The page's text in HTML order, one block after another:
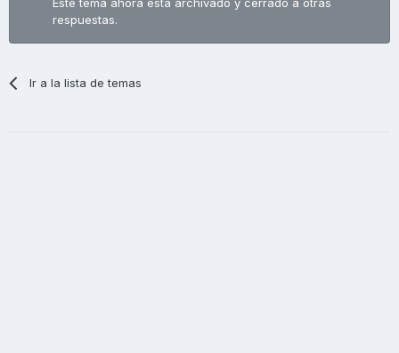
respuestas.
Ir a la lista de temas